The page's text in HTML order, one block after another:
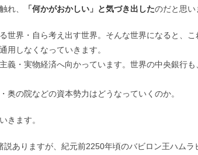
れ、
「何かがおかしい」と気づき出したのだと思い
世界・自ら考え出す世界。そんな世界になると、
用しなくなっていきます。
義・実物経済へ向かっています。世界の中央銀行も
奥の院などの資本勢力はどうなっていくのか。
きます。
ありますが、紀元前2250年頃のバビロン王ハムラ